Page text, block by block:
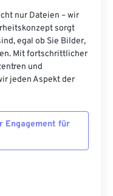
nur Dateien – wir
sorgt
egal ob Sie Bilder,
Mit fortschrittlicher
und
jeden Aspekt der
Engagement für